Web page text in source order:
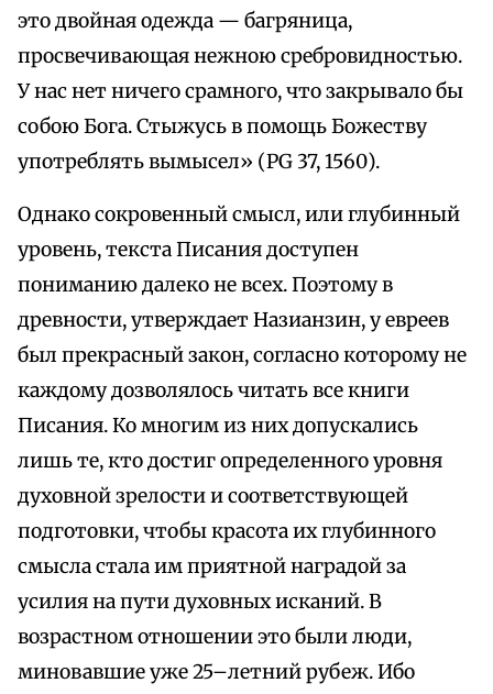
это двойная одежда — багряница,
просвечивающая нежною сребровидностью.
У нас нет ничего срамного, что закрывало бы
собою Бога. Стыжусь в помощь Божеству
употреблять вымысел» (PG 37, 1560).
Однако сокровенный смысл, или глубинный
уровень, текста Писания доступен
пониманию далеко не всех. Поэтому в
древности, утверждает Назианзин, у евреев
был прекрасный закон, согласно которому не
каждому дозволялось читать все книги
Писания. Ко многим из них допускались
лишь те, кто достиг определенного уровня
духовной зрелости и соответствующей
подготовки, чтобы красота их глубинного
смысла стала им приятной наградой за
усилия на пути духовных исканий. В
возрастном отношении это были люди,
миновавшие уже 25–летний рубеж. Ибо